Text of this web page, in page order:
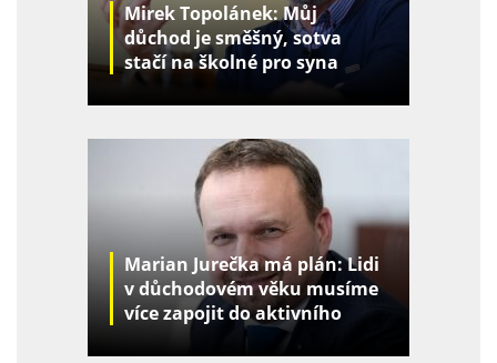
Mirek Topolánek: Můj
důchod je směšný, sotva
stačí na školné pro syna
Marian Jurečka má plán: Lidi
v důchodovém věku musíme
více zapojit do aktivního